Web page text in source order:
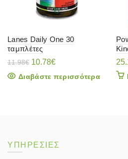
Lanes Daily One 30
ταμπλέτες
11.98€ Original
was:
10.78€Η
τιμή
Διαβάστε περισσότερα
ΥΠΗΡΕΣΙΕΣ